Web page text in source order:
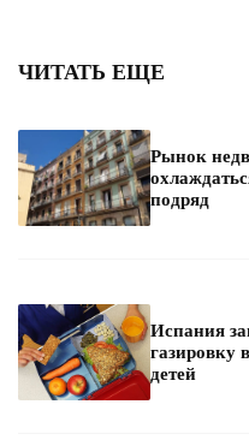
ЧИТАТЬ ЕЩЕ
Рынок
подряд
Испания
газировку
детей